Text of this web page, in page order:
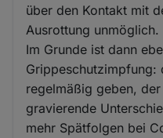
über den Kontakt mit
Ausrottung unmöglich.
Im Grunde ist dann
Grippeschutzimpfung:
regelmäßig geben,
gravierende
mehr Spätfolgen bei